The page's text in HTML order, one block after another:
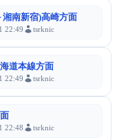
湘南新宿)高崎方面
22:49 tsrknic
道本線方面
22:49 tsrknic
22:48 tsrknic